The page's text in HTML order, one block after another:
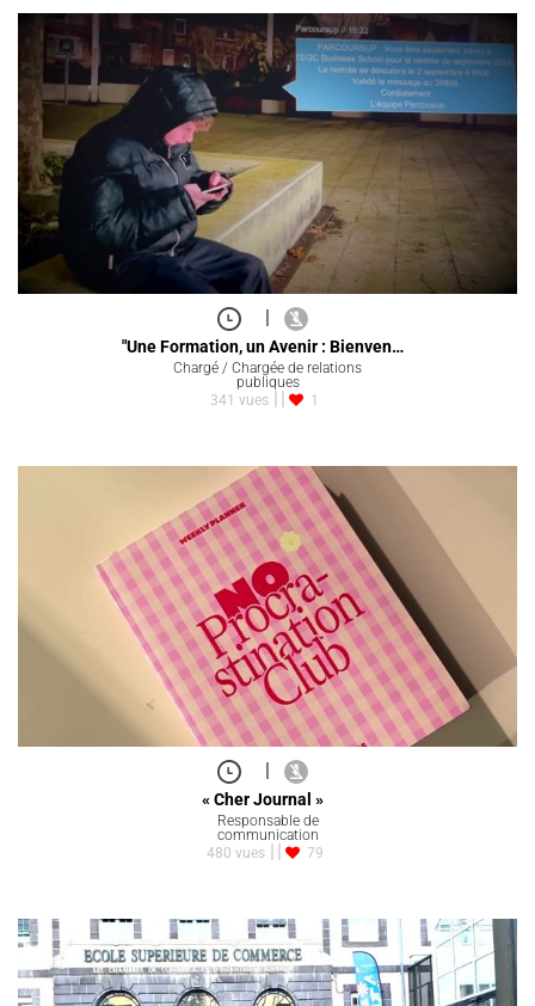
|
"Une Formation, un Avenir : Bienven…
Chargé / Chargée de relations
publiques
341 vues
1
« Cher Journal »
Responsable de
communication
480 vues
79